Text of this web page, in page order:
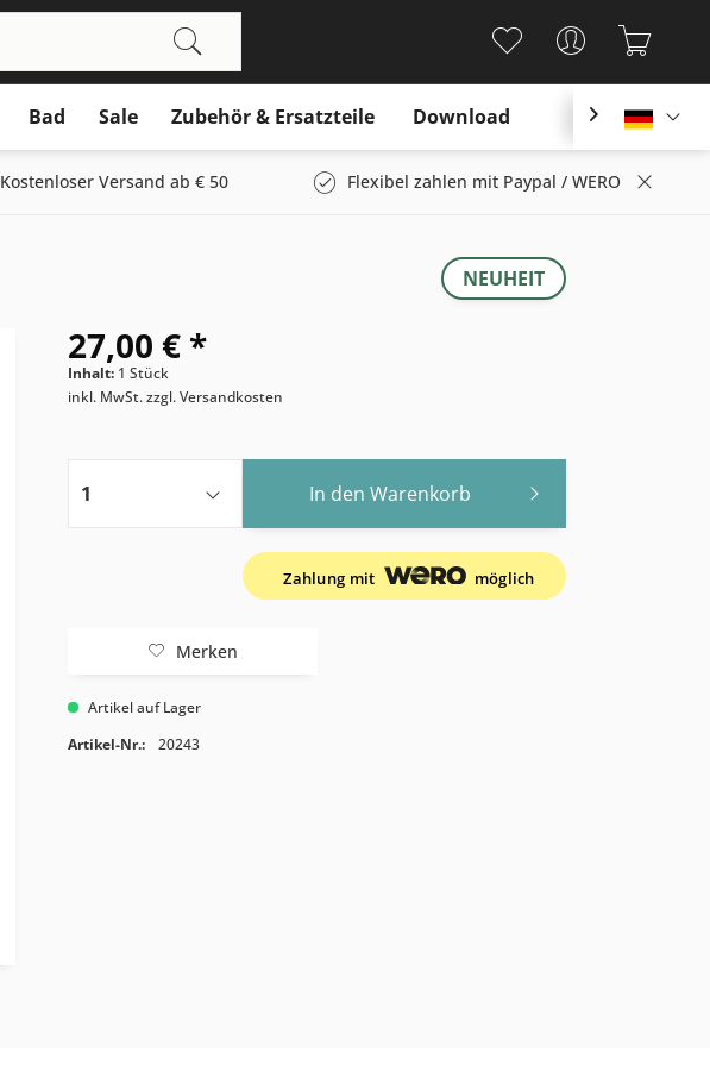
Bad Sale Zubehör & Ersatzteile Download 
Kostenloser Versand ab € 50 Flexibel zahlen mit Paypal / WERO
NEUHEIT
27,00 € *
Inhalt: 1 Stück
inkl. MwSt.zzgl. Versandkosten
In den Warenkorb
Zahlung mit möglich
Merken
Artikel auf Lager
Artikel-Nr.:
20243